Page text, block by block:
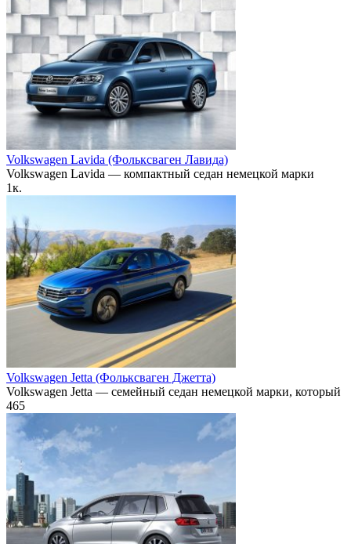
Volkswagen Lavida (Фольксваген Лавида)
Volkswagen Lavida — компактный седан немецкой марки
1к.
Volkswagen Jetta (Фольксваген Джетта)
Volkswagen Jetta — семейный седан немецкой марки, который
465